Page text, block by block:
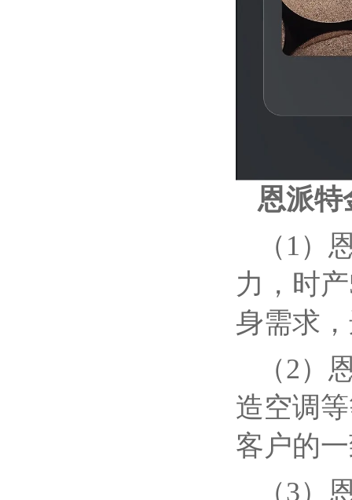
恩派特
（1）
力，时
身需求
（2）
造空调
客户的
（3）